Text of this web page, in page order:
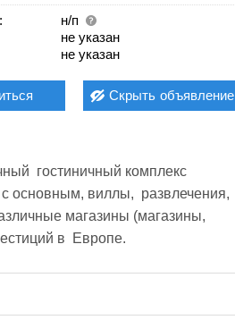
н/п
не указан
не указан
Скрыть объявление
гостиничный комплекс
основным, виллы,  развлечения,
магазины (магазины,
в  Европе.